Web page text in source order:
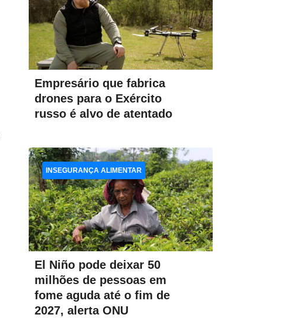
Empresário que fabrica
drones para o Exército
russo é alvo de atentado
El Niño pode deixar 50
milhões de pessoas em
fome aguda até o fim de
2027, alerta ONU
INSEGURANÇA ALIMENTAR